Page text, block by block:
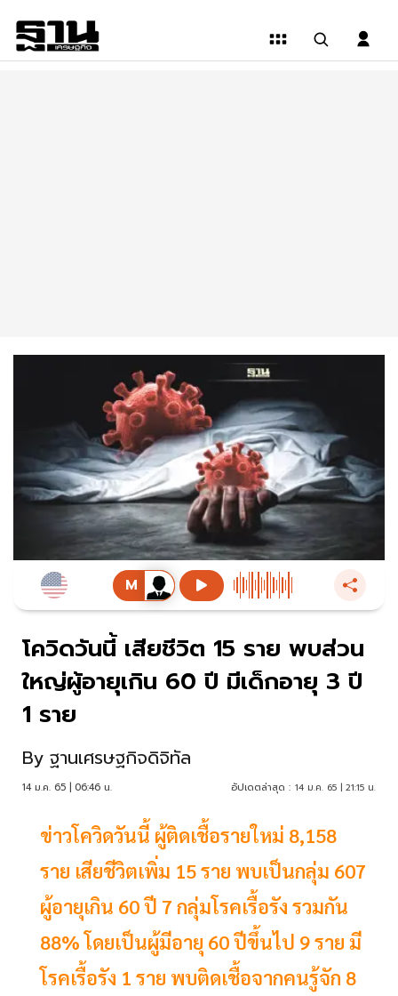
โควิดวันนี้ เสียชีวิต 15 ราย พบส่วน
ใหญ่ผู้อายุเกิน 60 ปี มีเด็กอายุ 3 ปี
1 ราย
By ฐานเศรษฐกิจดิจิทัล
14 ม.ค. 65 | 06:46 น. อัปเดตล่าสุด : 14 ม.ค. 65 | 21:15 น.
ข่าวโควิดวันนี้ ผู้ติดเชื้อรายใหม่ 8,158
ราย เสียชีวิตเพิ่ม 15 ราย พบเป็นกลุ่ม 607
ผู้อายุเกิน 60 ปี 7 กลุ่มโรคเรื้อรัง รวมกัน
88% โดยเป็นผู้มีอายุ 60 ปีขึ้นไป 9 ราย มี
โรคเรื้อรัง 1 ราย พบติดเชื้อจากคนรู้จัก 8